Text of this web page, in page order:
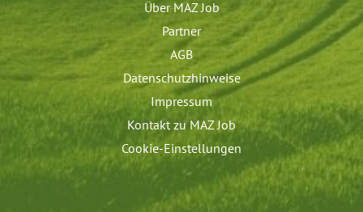
Über MAZ Job
Partner
AGB
Datenschutzhinweise
Impressum
Kontakt zu MAZ Job
Cookie-Einstellungen